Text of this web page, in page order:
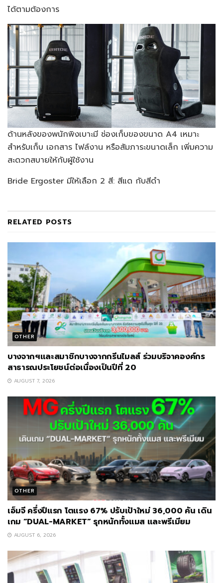
ได้ตามต้องการ
ด้านหลังของพนักพิงเบาะมี ช่องเก็บของขนาด A4 เหมาะ
สำหรับเก็บ เอกสาร ไฟล์งาน หรือสัมภาระขนาดเล็ก เพิ่มความ
สะดวกสบายให้กับผู้ใช้งาน
Bride Ergoster มีให้เลือก 2 สี: สีแด กับสีดำ
RELATED POSTS
OTHER
บางจากฯและสมาชิกบางจากกรีนไมลส์ ร่วมบริจาคองค์กร
สาธารณประโยชน์ต่อเนื่องเป็นปีที่ 20
AUGUST 7, 2026
OTHER
เอ็มจี ครึ่งปีแรก โตแรง 67% ปรับเป้าใหม่ 36,000 คัน เดิน
เกม “DUAL-MARKET” รุกหนักทั้งแมส และพรีเมียม
AUGUST 6, 2026